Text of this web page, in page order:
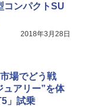
コンパクトSU
2018年3月28日
場でどう戦
アリー”を体
」試乗